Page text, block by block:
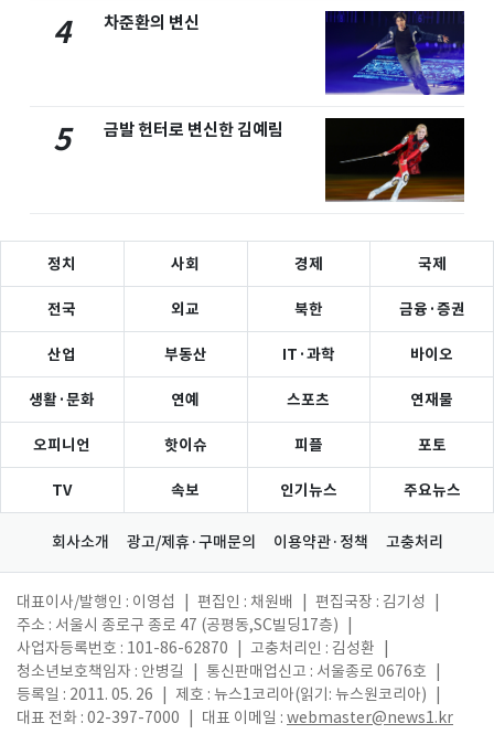
4 차준환의 변신
5 금발 헌터로 변신한 김예림
정치 사회 경제 국제
전국 외교 북한 금융·증권
산업 부동산 IT·과학 바이오
생활·문화 연예 스포츠 연재물
오피니언 핫이슈 피플 포토
TV 속보 인기뉴스 주요뉴스
회사소개 광고/제휴·구매문의 이용약관·정책 고충처리
대표이사/발행인 : 이영섭 편집인 : 채원배 편집국장 : 김기성
주소 : 서울시 종로구 종로 47 (공평동,SC빌딩17층)
사업자등록번호 : 101-86-62870
고충처리인 : 김성환
청소년보호책임자 : 안병길
통신판매업신고 : 서울종로 0676호
등록일 : 2011. 05. 26
제호 : 뉴스1코리아(읽기: 뉴스원코리아)
대표 전화 : 02-397-7000
대표 이메일 : webmaster@news1.kr